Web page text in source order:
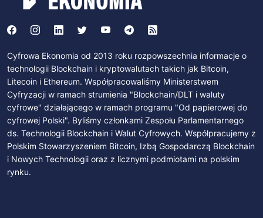
Cyfrowa Ekonomia od 2013 roku rozpowszechnia informacje o
technologii Blockchain i kryptowalutach takich jak Bitcoin,
Litecoin i Ethereum. Współpracowaliśmy Ministerstwem
Cyfryzacji w ramach strumienia "Blockchain/DLT i waluty
cyfrowe" działającego w ramach programu "Od papierowej do
cyfrowej Polski". Byliśmy członkami Zespołu Parlamentarnego
ds. Technologii Blockchain i Walut Cyfrowych. Współpracujemy z
Polskim Stowarzyszeniem Bitcoin, Izbą Gospodarczą Blockchain
i Nowych Technologii oraz z licznymi podmiotami na polskim
rynku.